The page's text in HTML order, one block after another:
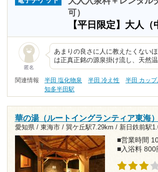
可）
【平日限定】大人
匿名
あまりの良さに人に教えたくない
は正真正銘の源泉掛け流し、天然
関連情報 半田 塩化物泉 半田 冷え性 半田 カッ
知多半田駅
華の湯（ルートイングランティア東海）
愛知県 / 東海市 / 巽ケ丘駅7.29km / 新日鉄前駅
■営業時間
■入浴料 800